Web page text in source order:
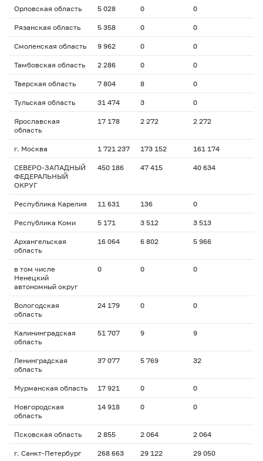
Орловская область 5 028 0 0
Рязанская область 5 358 0 0
Смоленская область 9 962 0 0
Тамбовская область 2 286 0 0
Тверская область 7 804 8 0
Тульская область 31 474 3 0
Ярославская
область
17 178 2 272 2 272
г. Москва 1 721 237 173 152 161 174
СЕВЕРО-ЗАПАДНЫЙ
ФЕДЕРАЛЬНЫЙ
ОКРУГ
450 186 47 415 40 634
Республика Карелия 11 631 136 0
Республика Коми 5 171 3 512 3 513
Архангельская
область
16 064 6 802 5 966
в том числе
Ненецкий
автономный округ
0 0 0
Вологодская
область
24 179 0 0
Калининградская
область
51 707 9 9
Ленинградская
область
37 077 5 769 32
Мурманская область 17 921 0 0
Новгородская
область
14 918 0 0
Псковская область 2 855 2 064 2 064
г. Санкт-Петербург 268 663 29 122 29 050